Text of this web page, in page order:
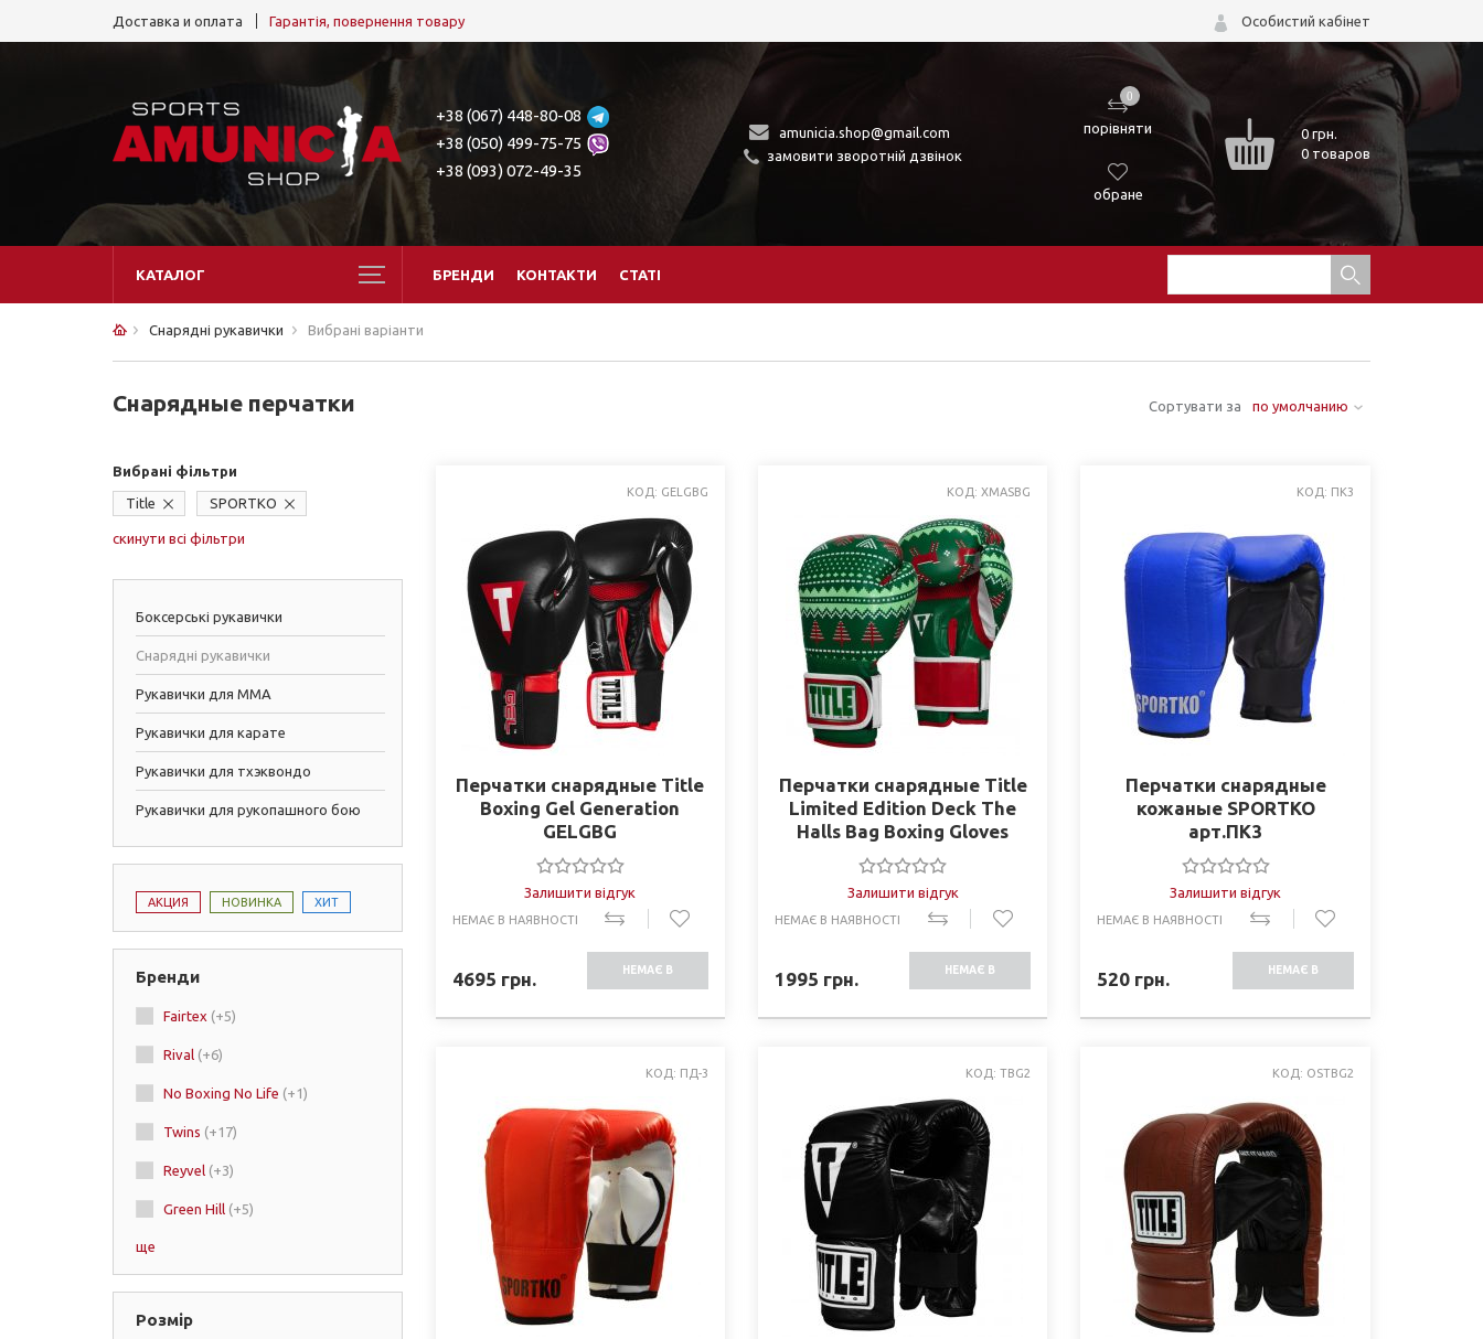
Доставка и оплата Гарантія, повернення товару Особистий кабінет
+38 (067) 448-80-08
+38 (050) 499-75-75
+38 (093) 072-49-35
amunicia.shop@gmail.com
замовити зворотній дзвінок
0
порівняти
обране
0грн.
0 товаров
КАТАЛОГ БРЕНДИ КОНТАКТИ СТАТІ
Снарядні рукавички Вибрані варіанти
Снарядные перчатки Сортувати за по умолчанию
Вибрані фільтри
Title SPORTKO
скинути всі фільтри
Боксерські рукавички
Снарядні рукавички
Рукавички для ММА
Рукавички для карате
Рукавички для тхэквондо
Рукавички для рукопашного бою
АКЦИЯ НОВИНКА ХИТ
Бренди
Fairtex (+5)
Rival (+6)
No Boxing No Life (+1)
Twins (+17)
Reyvel (+3)
Green Hill (+5)
SPORTKO
ще
Розмір
КОД: GELGBG
Перчатки снарядные Title
Boxing Gel Generation
GELGBG
Залишити відгук
НЕМАЄ В НАЯВНОСТІ
4695 грн. НЕМАЄ В
КОД: XMASBG
Перчатки снарядные Title
Limited Edition Deck The
Halls Bag Boxing Gloves
XMASBG
Залишити відгук
НЕМАЄ В НАЯВНОСТІ
1995 грн. НЕМАЄ В
КОД: ПК3
Перчатки снарядные
кожаные SPORTKO
арт.ПК3
Залишити відгук
НЕМАЄ В НАЯВНОСТІ
520 грн. НЕМАЄ В
КОД: ПД-3 КОД: TBG2 КОД: OSTBG2